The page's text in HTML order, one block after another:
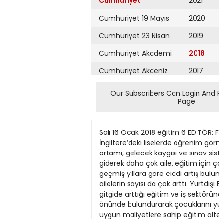
Cumhuriyet 19 Mayıs
Cumhuriyet 23 Nisan
Cumhuriyet Akademi
Cumhuriyet Akdeniz
Cumhuriyet Alışveriş
Cumhuriyet Ankara
Cumhuriyet Büyük
Taaruz
Cumhuriyet
Cumartesi
Cumhuriyet Çevre
2020
2019
2018
2017
2016
2015
2013
2012
2011
2010
2009
Our Subscribers Can Login And
Page
Salı 16 Ocak 2018 eğitim 6 EDİTÖR: FİGEN ATALAY TASARIM: BAHADIR AKTAŞ Batı’ya eğitim göçü Eğitim için yurtdışına gitme yaşı düştü. İngiltere’deki liselerde öğrenim görmek için bu yıl yapılan başvurular rekor seviyede arttı FİGEN ATALAY Ülkedeki politik istikrarsızlık, baskı ortamı, gelecek kaygısı ve sınav sisteminde sürekli yapılan değişikliklerle ailelerin eğitim sistemine güveninin sarsılması nedenleriyle giderek daha çok aile, eğitim için çocuğunu küçük yaşta yurtdışına yolluyor. Lise eğitimi için yurtdışına giden öğrenci sayılarında geçmiş yıllara göre ciddi artış bulunuyor. Çocuklarının eğitimi ve geleceği için buradaki evini, işini, düzenini bırakıp yurtdışına göç eden ailelerin sayısı da çok arttı. Yurtdışı Eğitim Danışmanlık Derneği Yönetim Kurulu üyesi Aslıhan Özenç’in verdiği bilgilere göre, rekabetin gitgide arttığı eğitim ve iş sektöründe avantaj elde etmek isteyen birçok aile, gelişen iletişim ve teknolojinin de sunduğu imkânları göz önünde bulundurarak çocuklarını yurtdışında eğitime göndermek konusunda daha istekli olmaya başladı. Aileler, imkânları dahilinde uygun maliyetlere sahip eğitim alternatifleri arayışına girdi. Özenç, bu Anne babalar, çocuklarını bir an önce yurtdışındaki okullara göndermek istiyor. konuda şunları söyledi: “Türkiye’den yurtdışına lise eğitimi için giden öğrenci sayılarında geçmiş yıllara göre çok ciddi bir artış olduğunu rahatlıkla söyleyebilirim ve daha çok veli bu alternatifleri ve eğitim imkânlarını öğrendikçe burada sınav karmaşası ve belirsizliklerden kurtarmak istedikleri çocuklarını lise seviyesinde yurtdışına gönderecekler. Ayrıca üniversite eğitimini yurtdışında devam ettirmek isteyen öğrenciler için de lise seviyesinde transfer, ileriye yönelik çok daha iyi üniversitelere giriş için de avantaj sağlıyor.’’ Yaş düştü İngiltere’de Brockenhurst College’in yabancı öğrenci kayıtlarından sorumlu yetkilisi Melissa Murphy’e göre, son yıllarda Türkiye’den İngiltere’ye eğitime giden öğrencilerin yaş ortalaması düşmüş ve üniversite eğitimine ek olarak GCSE ve A Level seviyesinde (ortaöğretim) eğitime talep artmış. Özellikle 2018 eğitim yılı için başvurularda çok ciddi bir artış gördüklerini belirten Murphy, bunun ana sebebinin, Türkiye’deki politik durumun son yıllarda istikrar yitirmesi, eğitim ve sınav sisteminde aralıksız yapılan değişikliklerle ailelerin eğitime olan güveninin sarsılması olduğunu düşünüyor. Türkiye’ye birkaç yıl önce ilk geldiğinde, çok pahalı ve tanınmış birkaç özel okul dışında diğer okullar için hiç talep olmadığını hatırlatan Melissa Murphy, 2017’den itibaren ise maliyeti çok daha düşük ama